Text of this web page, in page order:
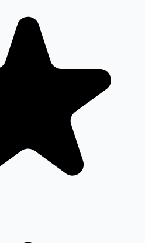
los costes reales incluyen
según tráfico), themes
de pago (30-200 EUR cada
USD/año. El coste de setup
se sitúa entre 500 y
del proyecto.